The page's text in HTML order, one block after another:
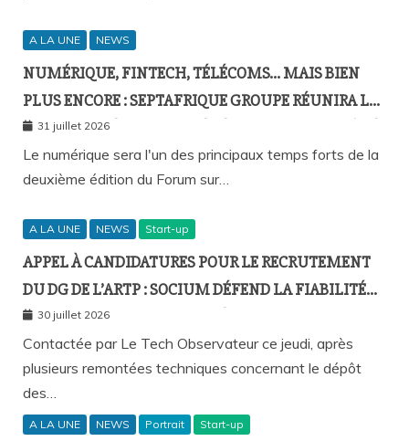
A LA UNE NEWS
NUMÉRIQUE, FINTECH, TÉLÉCOMS… MAIS BIEN
PLUS ENCORE : SEPTAFRIQUE GROUPE RÉUNIRA LE
GOTHA DE L’ÉCONOMIE SÉNÉGALAISE LE 10 AOÛT À
DAKAR
31 juillet 2026
Le numérique sera l'un des principaux temps forts de la
deuxième édition du Forum sur…
A LA UNE NEWS Start-up
APPEL À CANDIDATURES POUR LE RECRUTEMENT
DU DG DE L’ARTP : SOCIUM DÉFEND LA FIABILITÉ
DE SA PLATEFORME MALGRÉ PLUSIEURS
REMONTÉES TECHNIQUES
30 juillet 2026
Contactée par Le Tech Observateur ce jeudi, après
plusieurs remontées techniques concernant le dépôt
des…
A LA UNE NEWS Portrait Start-up